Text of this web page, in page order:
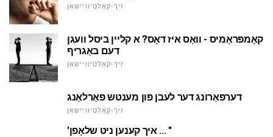
זיך-קאַלטיוויישאַן
קאָמפּראָמיס - וואָס איז דאָס? א קליין ביסל וועגן
דעם באַגריף
זיך-קאַלטיוויישאַן
דערפאַרונג דער לעבן פון מענטש פאַרלאַנג
זיך-קאַלטיוויישאַן
'איך קענען ניט שלאָפן ... "